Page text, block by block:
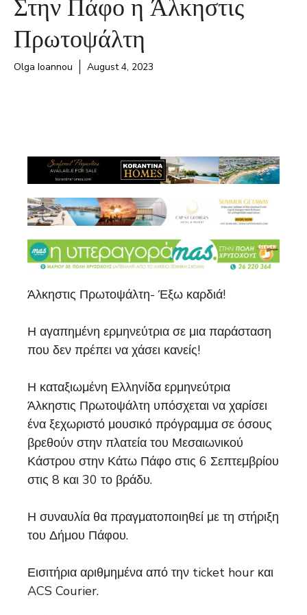
Πρωτοψάλτη
Olga Ioannou August 4, 2023
Άλκηστις Πρωτοψάλτη- Έξω καρδιά!
Η αγαπημένη ερμηνεύτρια σε μια παράσταση
που δεν πρέπει να χάσει κανείς!
Η καταξιωμένη Ελληνίδα ερμηνεύτρια
Άλκηστις Πρωτοψάλτη υπόσχεται να χαρίσει
ένα ξεχωριστό μουσικό πρόγραμμα σε όσους
βρεθούν στην πλατεία του Μεσαιωνικού
Κάστρου στην Κάτω Πάφο στις 6 Σεπτεμβρίου
στις 8 και 30 το βράδυ.
Η συναυλία θα πραγματοποιηθεί με τη στήριξη
του Δήμου Πάφου.
Εισιτήρια αριθμημένα από την ticket hour και
ACS Courier.